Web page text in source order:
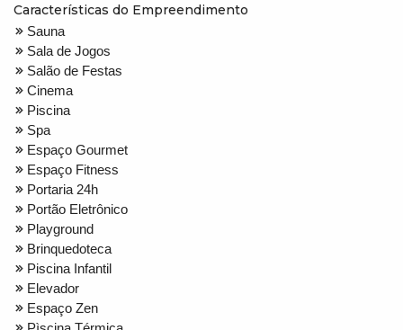
Características do Empreendimento
Sauna
Sala de Jogos
Salão de Festas
Cinema
Piscina
Spa
Espaço Gourmet
Espaço Fitness
Portaria 24h
Portão Eletrônico
Playground
Brinquedoteca
Piscina Infantil
Elevador
Espaço Zen